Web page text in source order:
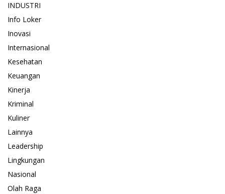
INDUSTRI
Info Loker
Inovasi
Internasional
Kesehatan
Keuangan
Kinerja
Kriminal
Kuliner
Lainnya
Leadership
Lingkungan
Nasional
Olah Raga